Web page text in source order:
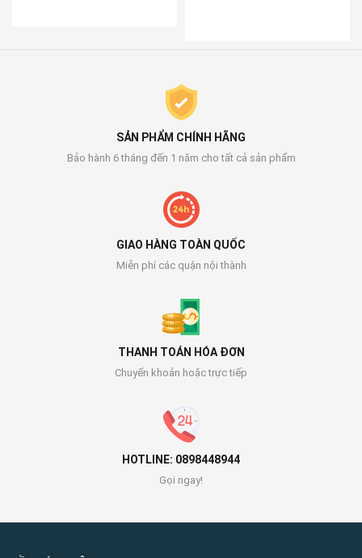
SẢN PHẨM CHÍNH HÃNG
Bảo hành 6 tháng đến 1 năm cho tất cả sản phẩm
GIAO HÀNG TOÀN QUỐC
Miễn phí các quận nội thành
THANH TOÁN HÓA ĐƠN
Chuyển khoản hoặc trực tiếp
HOTLINE: 0898448944
Gọi ngay!